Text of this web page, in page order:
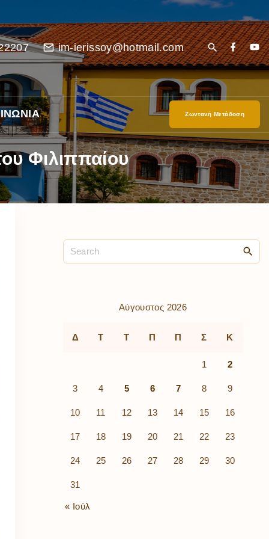
im-ierissoy@hotmail.com
Ζωντανή Μετάδοση
Φιλιππαίου
Αύγουστος 2026
Δ Τ Τ Π Π Σ Κ
1 2
3 4 5 6 7 8 9
10 11 12 13 14 15 16
17 18 19 20 21 22 23
24 25 26 27 28 29 30
31
« Ιούλ